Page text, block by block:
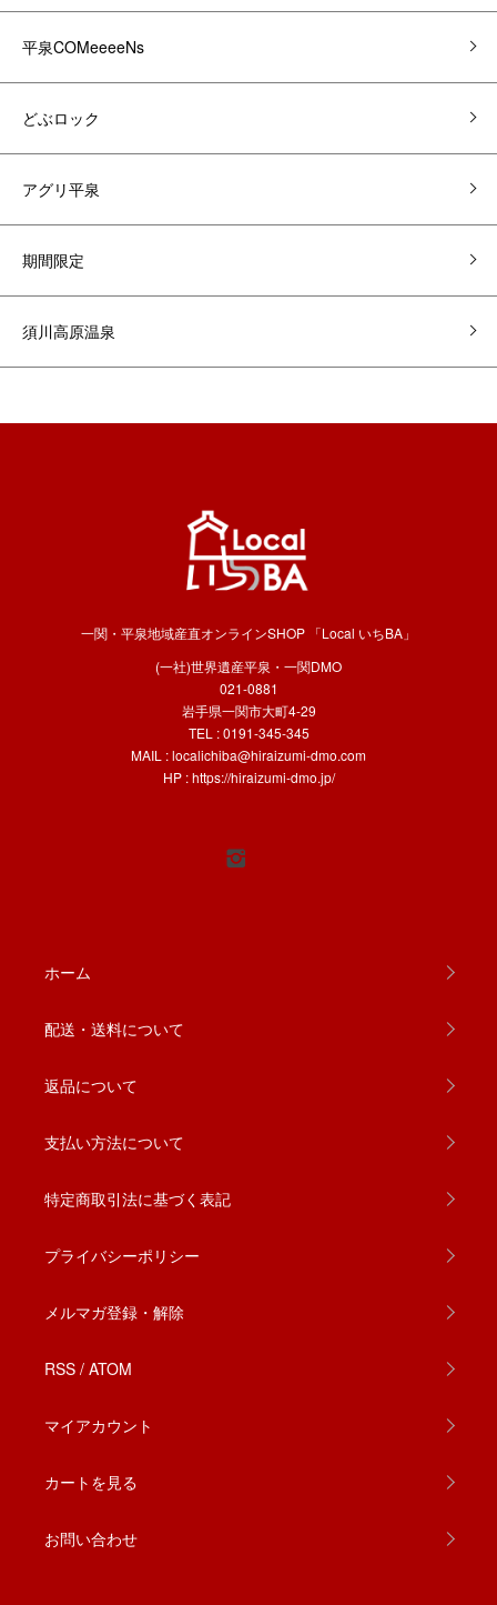
平泉COMeeeeNs
どぶロック
アグリ平泉
期間限定
須川高原温泉
一関・平泉地域産直オンラインSHOP 「Local いちBA」
(一社)世界遺産平泉・一関DMO
021-0881
岩手県一関市大町4-29
TEL : 0191-345-345
MAIL :localichiba@hiraizumi-dmo.com
HP :https://hiraizumi-dmo.jp/
ホーム
配送・送料について
返品について
支払い方法について
特定商取引法に基づく表記
プライバシーポリシー
メルマガ登録・解除
RSS / ATOM
マイアカウント
カートを見る
お問い合わせ